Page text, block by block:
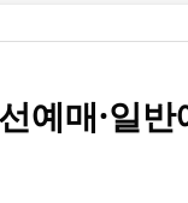
예매·일반